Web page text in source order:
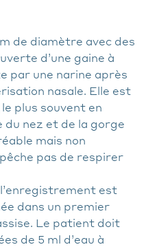
de diamètre avec des
d’une gaine à
par une narine après
nasale. Elle est
le plus souvent en
du nez et de la gorge
mais non
pas de respirer
est
dans un premier
Le patient doit
de 5 ml d’eau à